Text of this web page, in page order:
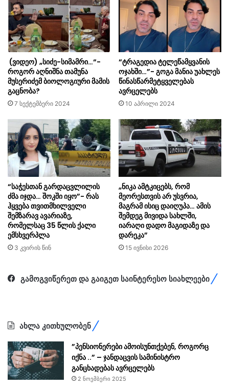
(ვიდეო) „სიძე-სიმამრი…“-
როგორ აღნიშნა თამუნა
მუსერიძემ ბიოლოგიური მამის
გაცნობა?
7 სექტემბერი 2024
“ტრაგედია ტელეწამყვანის
ოჯახში…”- გოგა მანია უახლეს
წინასწარმეტყველებას
ავრცელებს
10 აპრილი 2024
“საჭესთან გარდაცვლილის
ძმა იჯდა… შოკში იყო”- რას
ჰყვება თვითმხილველი
შემზარავ ავარიაზე,
რომელსაც 35 წლის ქალი
ემსხვერპლა
3 კვირის წინ
„ნიკა ამტკიცებს, რომ
მეორესთვის არ უსვრია,
მაგრამ ისიც დაიღუპა… ამის
შემდეგ მივიდა სახლში,
იარაღი დადო მაგიდაზე და
დარეკა”
15 ივნისი 2026
გამოგვიწერეთ და გაიგეთ საინტერესო სიახლეები
ახლა კითხულობენ
”პენსიონერები ამოისუნთქებენ, როგორც
იქნა ..” – ჯანდაცვის სამინისტრო
განცხადებას ავრცელებს
2 ნოემბერი 2025